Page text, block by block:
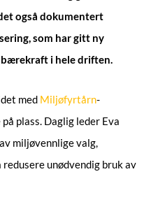
også dokumentert
som har gitt ny
i hele driften.
med Miljøfyrtårn-
plass. Daglig leder Eva
miljøvennlige valg,
unødvendig bruk av